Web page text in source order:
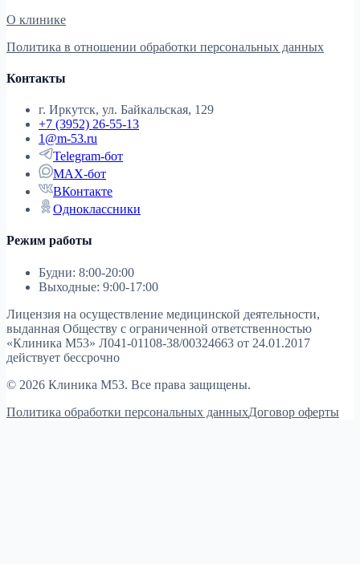
О клинике
Политика в отношении обработки персональных данных
Контакты
г. Иркутск, ул. Байкальская, 129
+7 (3952) 26-55-13
1@m-53.ru
Telegram-бот
MAX-бот
ВКонтакте
Одноклассники
Режим работы
Будни: 8:00-20:00
Выходные: 9:00-17:00
Лицензия на осуществление медицинской деятельности,
выданная Обществу с ограниченной ответственностью
«Клиника М53» Л041-01108-38/00324663 от 24.01.2017
действует бессрочно
© 2026 Клиника М53. Все права защищены.
Политика обработки персональных данныхДоговор оферты